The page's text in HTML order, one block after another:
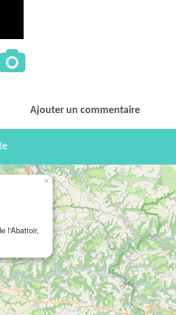
Ajouter un commentaire
l'Abattoir,
×